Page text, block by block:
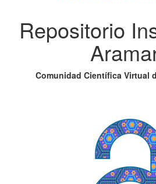
Repositorio
Comunidad Científica Virtual